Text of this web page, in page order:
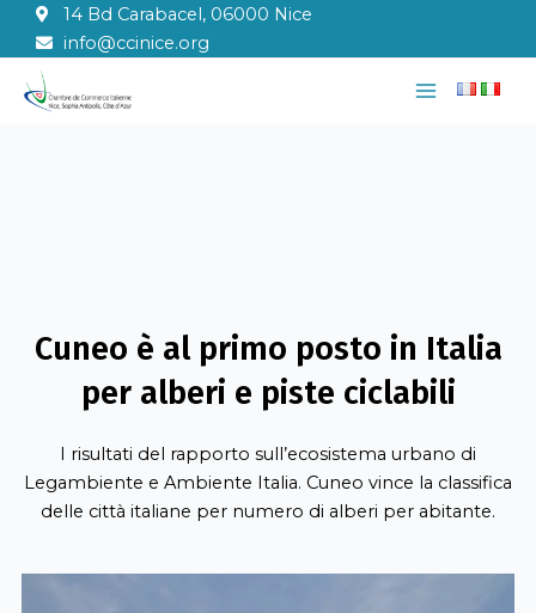
contenuto
14 Bd Carabacel, 06000 Nice
info@ccinice.org
Main
Cuneo è al primo posto in Italia
per alberi e piste ciclabili
I risultati del rapporto sull’ecosistema urbano di
Legambiente e Ambiente Italia. Cuneo vince la classifica
delle città italiane per numero di alberi per abitante.